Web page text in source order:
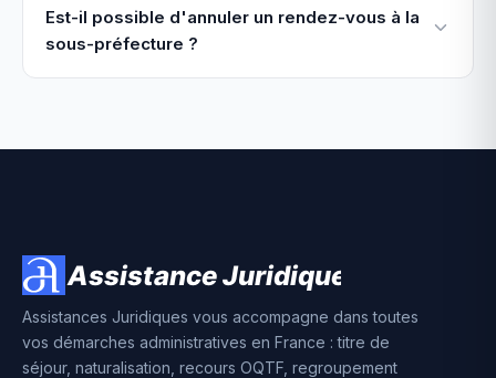
Est-il possible d'annuler un rendez-vous à la
sous-préfecture ?
Assistances Juridiques vous accompagne dans toutes
vos démarches administratives en France : titre de
séjour, naturalisation, recours OQTF, regroupement